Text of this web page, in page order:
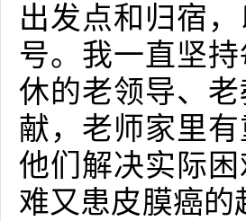
出发点和归宿
号。我一直坚
休的老领导、
献，老师家里
他们解决实际
难又患皮膜癌